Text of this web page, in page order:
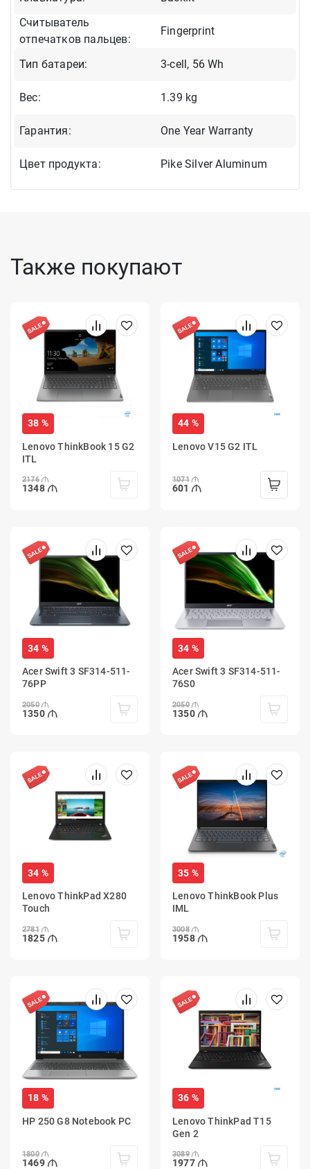
Cчитыватель
отпечатков пальцев:
Fingerprint
Тип батареи: 3-cell, 56 Wh
Вес: 1.39 kg
Гарантия: One Year Warranty
Цвет продукта: Pike Silver Aluminum
Также покупают
38 %
Lenovo ThinkBook 15 G2
ITL
2176
1348
44 %
Lenovo V15 G2 ITL
1071
601
34 %
Acer Swift 3 SF314-511-
76PP
2050
1350
34 %
Acer Swift 3 SF314-511-
76S0
2050
1350
34 %
Lenovo ThinkPad X280
Touch
2781
1825
35 %
Lenovo ThinkBook Plus
IML
3008
1958
18 %
HP 250 G8 Notebook PC
1800
1469
36 %
Lenovo ThinkPad T15
Gen 2
3089
1977